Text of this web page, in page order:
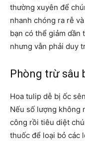
thường xuyên để
nhanh chóng ra rễ
bạn có thể giảm dần
nhưng vẫn phải duy
Phòng trừ sâu
Hoa tulip dễ bị ốc
Nếu số lượng không
công rồi tiêu diệt
thuốc để loại bỏ các